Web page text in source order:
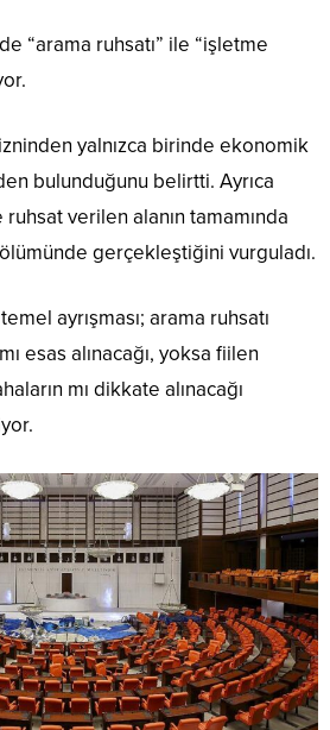
“arama ruhsatı” ile “işletme
yalnızca birinde ekonomik
bulunduğunu belirtti. Ayrıca
verilen alanın tamamında
gerçekleştiğini vurguladı.
ayrışması; arama ruhsatı
esas alınacağı, yoksa fiilen
mı dikkate alınacağı